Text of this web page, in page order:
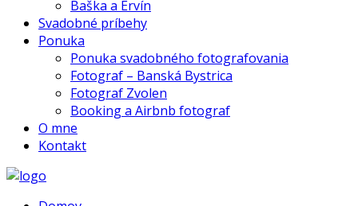
Baška a Ervín
Svadobné príbehy
Ponuka
Ponuka svadobného fotografovania
Fotograf – Banská Bystrica
Fotograf Zvolen
Booking a Airbnb fotograf
O mne
Kontakt